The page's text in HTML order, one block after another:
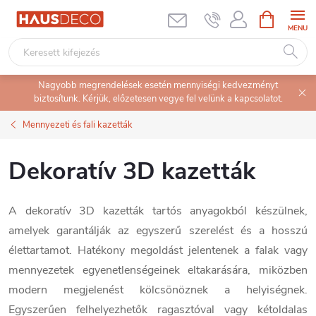
Ugrás
tartalomhoz
KOSÁR
Nagyobb megrendelések esetén mennyiségi kedvezményt
biztosítunk. Kérjük, előzetesen vegye fel velünk a kapcsolatot.
Mennyezeti és fali kazetták
Dekoratív 3D kazetták
A dekoratív 3D kazetták tartós anyagokból készülnek,
amelyek garantálják az egyszerű szerelést és a hosszú
élettartamot. Hatékony megoldást jelentenek a falak vagy
mennyezetek egyenetlenségeinek eltakarására, miközben
modern megjelenést kölcsönöznek a helyiségnek.
Egyszerűen felhelyezhetők ragasztóval vagy kétoldalas